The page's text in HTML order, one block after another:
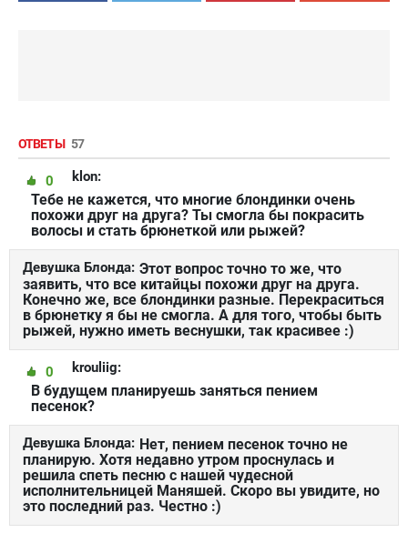
ОТВЕТЫ 57
klon:
0
Тебе не кажется, что многие блондинки очень
похожи друг на друга? Ты смогла бы покрасить
волосы и стать брюнеткой или рыжей?
Девушка Блонда: Этот вопрос точно то же, что
заявить, что все китайцы похожи друг на друга.
Конечно же, все блондинки разные. Перекраситься
в брюнетку я бы не смогла. А для того, чтобы быть
рыжей, нужно иметь веснушки, так красивее :)
krouliig:
0
В будущем планируешь заняться пением
песенок?
Девушка Блонда: Нет, пением песенок точно не
планирую. Хотя недавно утром проснулась и
решила спеть песню с нашей чудесной
исполнительницей Маняшей. Скоро вы увидите, но
это последний раз. Честно :)